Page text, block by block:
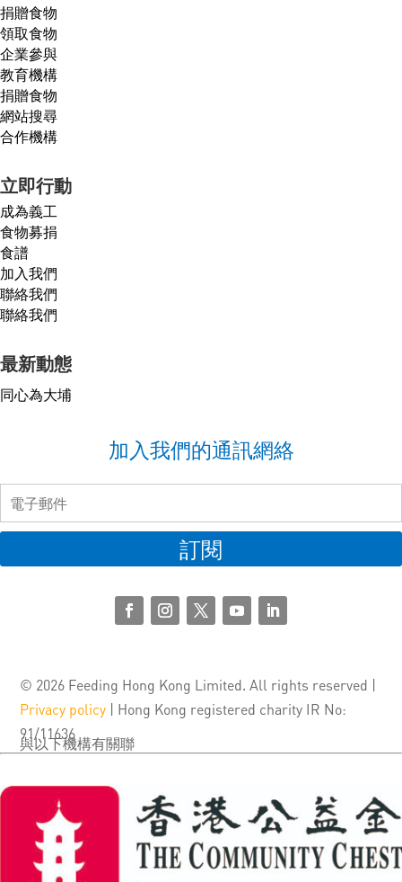
捐贈食物
領取食物
企業參與
教育機構
捐贈食物
網站搜尋
合作機構
立即行動
成為義工
食物募捐
食譜
加入我們
聯絡我們
聯絡我們
最新動態
同心為大埔
加入我們的通訊網絡
訂閱
© 2026 Feeding Hong Kong Limited. All rights reserved |
Privacy policy | Hong Kong registered charity IR No:
91/11636
與以下機構有關聯